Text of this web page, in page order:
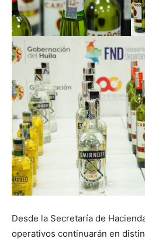
Desde la Secretaría de
operativos continuarán en